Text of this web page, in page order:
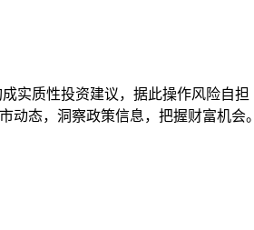
实质性投资建议，据此操作风险自担
动态，洞察政策信息，把握财富机会。